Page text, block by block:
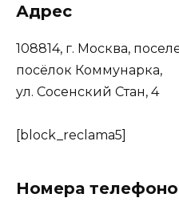
Адрес
108814, г. Москва,
посёлок Коммунарка,
ул. Сосенский Стан, 4
[block_reclama5]
Номера